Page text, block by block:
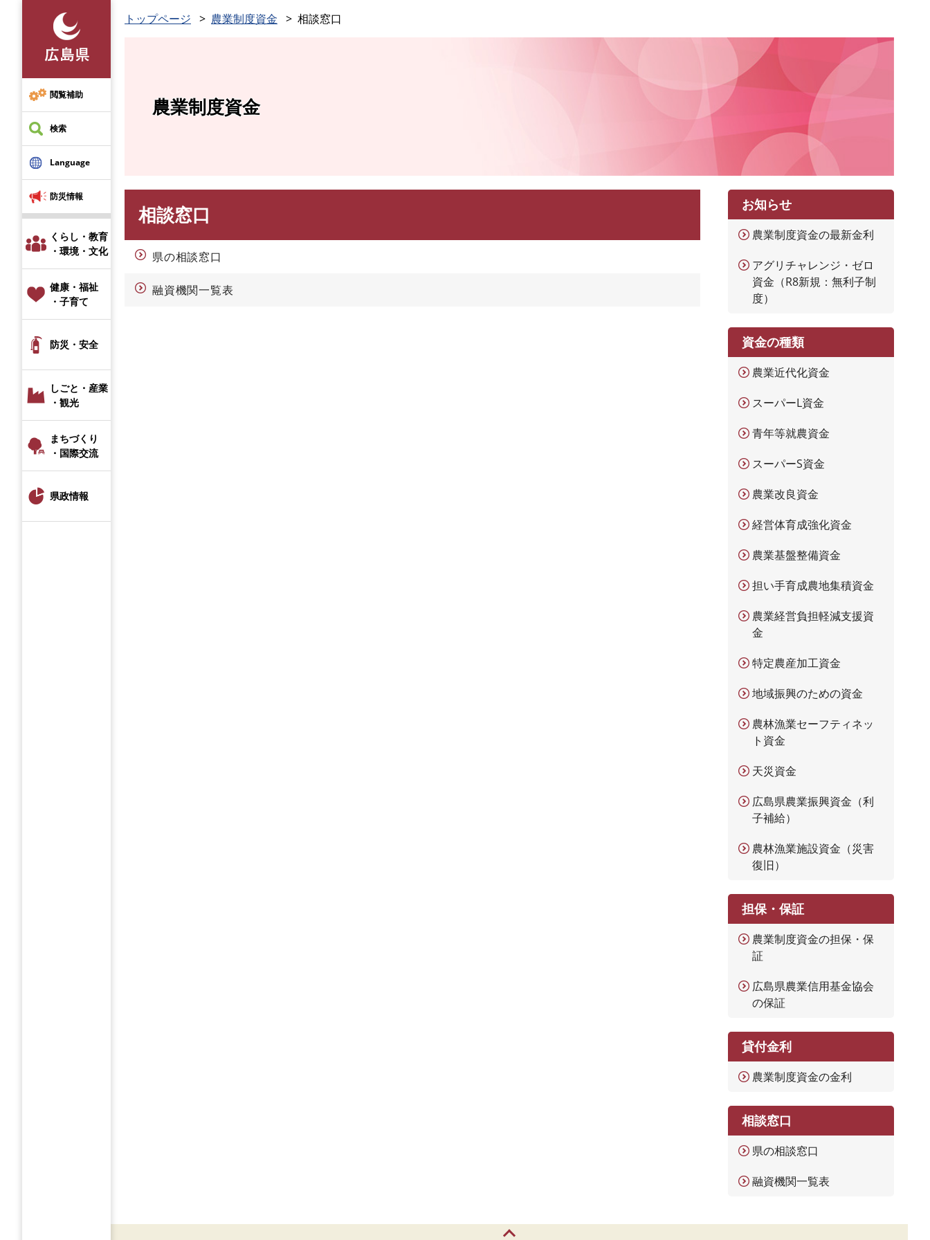
先
頭
で
す
閲覧補助
検索
Language
防災情報
くらし・教育
・環境・文化
健康・福祉
・子育て
防災・安全
しごと・産業
・観光
まちづくり
・国際交流
県政情報
トップページ 農業制度資金 相談窓口
農業制度資金
相談窓口
県の相談窓口
融資機関一覧表
お知らせ
農業制度資金の最新金利
アグリチャレンジ・ゼロ
資金（R8新規：無利子制
度）
資金の種類
農業近代化資金
スーパーL資金
青年等就農資金
スーパーS資金
農業改良資金
経営体育成強化資金
農業基盤整備資金
担い手育成農地集積資金
農業経営負担軽減支援資
金
特定農産加工資金
地域振興のための資金
農林漁業セーフティネッ
ト資金
天災資金
広島県農業振興資金（利
子補給）
農林漁業施設資金（災害
復旧）
担保・保証
農業制度資金の担保・保
証
広島県農業信用基金協会
の保証
貸付金利
農業制度資金の金利
相談窓口
県の相談窓口
融資機関一覧表